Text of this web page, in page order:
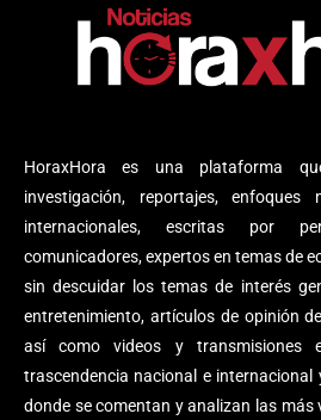
HoraxHora es una plataforma
investigación, reportajes, enfoques
internacionales, escritas por
comunicadores, expertos en temas de
sin descuidar los temas de interés
entretenimiento, artículos de opinión
así como videos y transmisiones
trascendencia nacional e internacional
donde se comentan y analizan las más